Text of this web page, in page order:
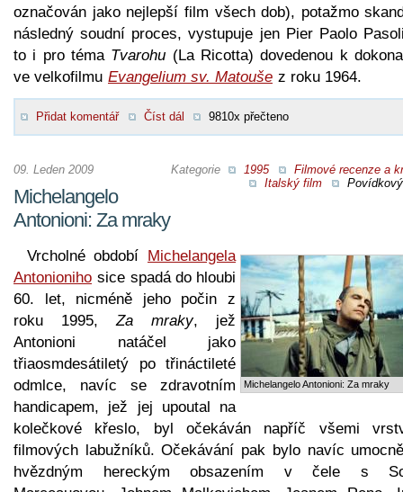
označován jako nejlepší film všech dob), potažmo
následný soudní proces, vystupuje jen Pier Paolo
to i pro téma Tvarohu (La Ricotta) dovedenou k
ve velkofilmu Evangelium sv. Matouše z roku 1964.
Přidat komentář Číst dál 9810x přečteno
Kategorie 1995
Filmové recenze a
Italský film
09. Leden 2009
Michelangelo
Antonioni: Za mraky
Michelangelo Antonioni: Za mraky
Vrcholné období Michelangela
Antonioniho sice spadá do hloubi
60. let, nicméně jeho počin z
roku 1995, Za mraky, jež
Antonioni natáčel jako
třiaosmdesátiletý po třináctileté
odmlce, navíc se zdravotním
handicapem, jež jej upoutal na
kolečkové křeslo, byl očekáván napříč všemi
filmových labužníků. Očekávání pak bylo navíc
hvězdným hereckým obsazením v čele s